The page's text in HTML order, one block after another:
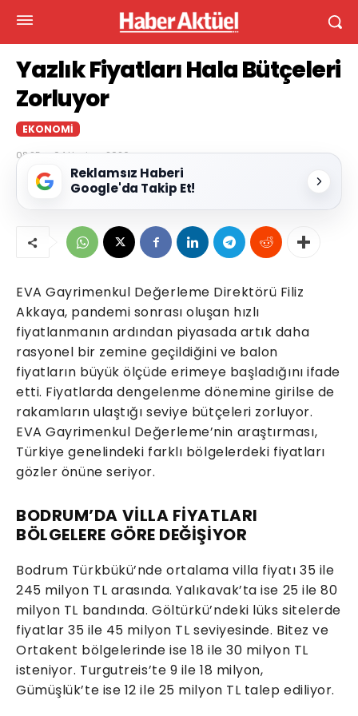
Yazlık Fiyatları Hala Bütçeleri
Zorluyor
EKONOMI
08:25 — 04 Haziran 2026
Reklamsız Haberi
Google'da Takip Et!
EVA Gayrimenkul Değerleme Direktörü Filiz
Akkaya, pandemi sonrası oluşan hızlı
fiyatlanmanın ardından piyasada artık daha
rasyonel bir zemine geçildiğini ve balon
fiyatların büyük ölçüde erimeye başladığını ifade
etti. Fiyatlarda dengelenme dönemine girilse de
rakamların ulaştığı seviye bütçeleri zorluyor.
EVA Gayrimenkul Değerleme’nin araştırması,
Türkiye genelindeki farklı bölgelerdeki fiyatları
gözler önüne seriyor.
BODRUM’DA VİLLA FİYATLARI
BÖLGELERE GÖRE DEĞİŞİYOR
Bodrum Türkbükü’nde ortalama villa fiyatı 35 ile
245 milyon TL arasında. Yalıkavak’ta ise 25 ile 80
milyon TL bandında. Göltürkü’ndeki lüks sitelerde
fiyatlar 35 ile 45 milyon TL seviyesinde. Bitez ve
Ortakent bölgelerinde ise 18 ile 30 milyon TL
isteniyor. Turgutreis’te 9 ile 18 milyon,
Gümüşlük’te ise 12 ile 25 milyon TL talep ediliyor.